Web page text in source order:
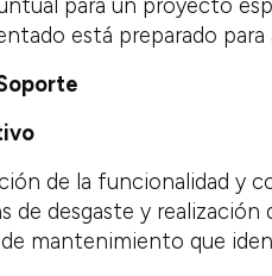
para un proyecto
está preparado para
de la funcionalidad y
de desgaste y
mantenimiento que